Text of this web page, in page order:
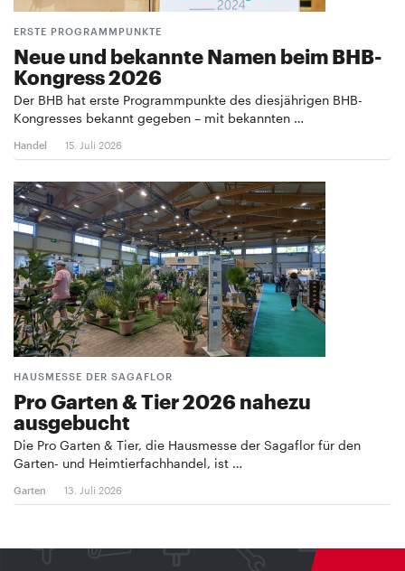
ERSTE PROGRAMMPUNKTE
Neue und bekannte Namen beim BHB-
Kongress 2026
Der BHB hat erste Programmpunkte des diesjährigen BHB-
Kongresses bekannt gegeben – mit bekannten …
Handel 15. Juli 2026
HAUSMESSE DER SAGAFLOR
Pro Garten & Tier 2026 nahezu
ausgebucht
Die Pro Garten & Tier, die Hausmesse der Sagaflor für den
Garten- und Heimtierfachhandel, ist …
Garten 13. Juli 2026